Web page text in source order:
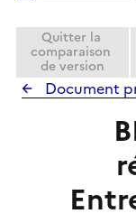
Quitter la
comparaison
de version
Document